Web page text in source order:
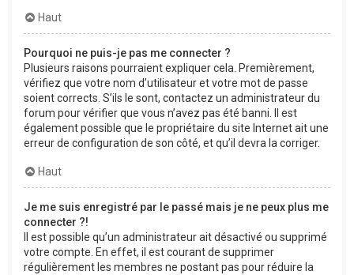
Haut
Pourquoi ne puis-je pas me connecter ?
Plusieurs raisons pourraient expliquer cela. Premièrement,
vérifiez que votre nom d’utilisateur et votre mot de passe
soient corrects. S’ils le sont, contactez un administrateur du
forum pour vérifier que vous n’avez pas été banni. Il est
également possible que le propriétaire du site Internet ait une
erreur de configuration de son côté, et qu’il devra la corriger.
Haut
Je me suis enregistré par le passé mais je ne peux plus me
connecter ?!
Il est possible qu’un administrateur ait désactivé ou supprimé
votre compte. En effet, il est courant de supprimer
régulièrement les membres ne postant pas pour réduire la